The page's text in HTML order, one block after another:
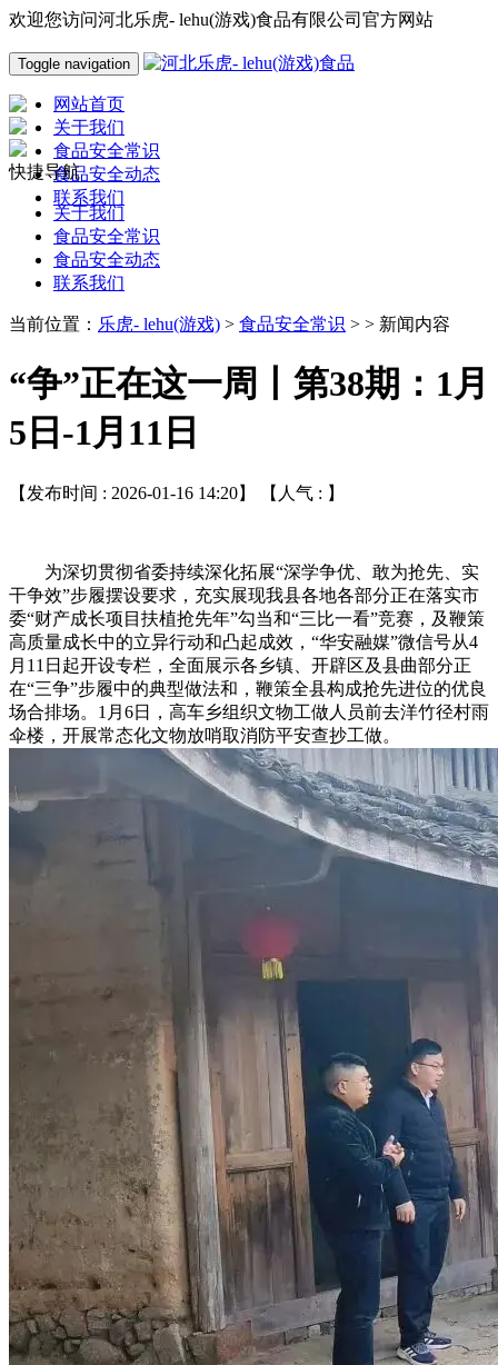
欢迎您访问河北乐虎- lehu(游戏)食品有限公司官方网站
Toggle navigation
网站首页
关于我们
食品安全常识
食品安全动态
联系我们
快捷导航
关于我们
食品安全常识
食品安全动态
联系我们
当前位置： 乐虎- lehu(游戏) > 食品安全常识 > > 新闻内容
“争”正在这一周丨第38期：1月
5日-1月11日
【发布时间 : 2026-01-16 14:20】 【人气 : 】
为深切贯彻省委持续深化拓展“深学争优、敢为抢先、实
干争效”步履摆设要求，充实展现我县各地各部分正在落实市
委“财产成长项目扶植抢先年”勾当和“三比一看”竞赛，及鞭策
高质量成长中的立异行动和凸起成效，“华安融媒”微信号从4
月11日起开设专栏，全面展示各乡镇、开辟区及县曲部分正
在“三争”步履中的典型做法和，鞭策全县构成抢先进位的优良
场合排场。1月6日，高车乡组织文物工做人员前去洋竹径村雨
伞楼，开展常态化文物放哨取消防平安查抄工做。